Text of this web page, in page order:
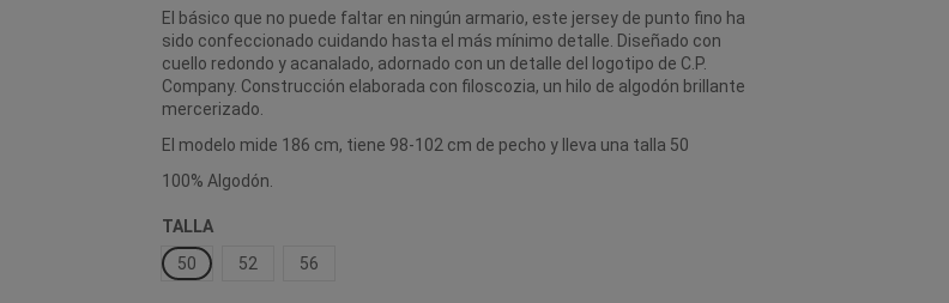
El básico que no puede faltar en ningún armario, este jersey de punto fino ha
sido confeccionado cuidando hasta el más mínimo detalle. Diseñado con
cuello redondo y acanalado, adornado con un detalle del logotipo de C.P.
Company. Construcción elaborada con filoscozia, un hilo de algodón brillante
mercerizado.
El modelo mide 186 cm, tiene 98-102 cm de pecho y lleva una talla 50
100% Algodón.
TALLA
50
52 56